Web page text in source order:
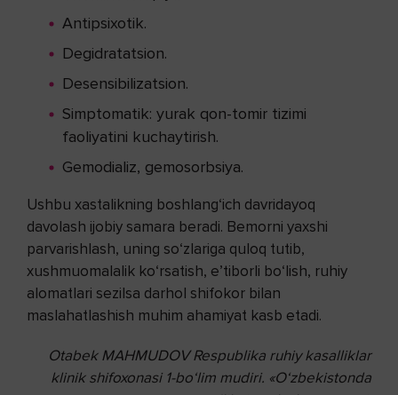
Antipsixotik.
Degidratatsion.
Desensibilizatsion.
Simptomatik: yurak qon-tomir tizimi
faoliyatini kuchaytirish.
Gemodializ, gemosorbsiya.
Ushbu xastalikning boshlang‘ich davridayoq
davolash ijobiy samara beradi. Bemorni yaxshi
parvarishlash, uning so‘zlariga quloq tutib,
xushmuomalalik ko‘rsatish, e’tiborli bo‘lish, ruhiy
alomatlari sezilsa darhol shifokor bilan
maslahatlashish muhim ahamiyat kasb etadi.
Otabek MAHMUDOV Respublika ruhiy kasalliklar
klinik shifoxonasi 1-bo‘lim mudiri. «O‘zbekistonda